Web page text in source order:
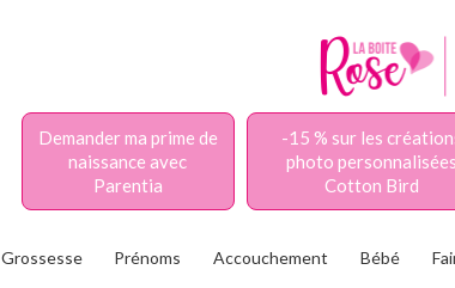
Demander ma prime de
naissance avec
Parentia
-15 % sur les
photo personnalisées
Cotton Bird
Grossesse Prénoms Accouchement Bébé